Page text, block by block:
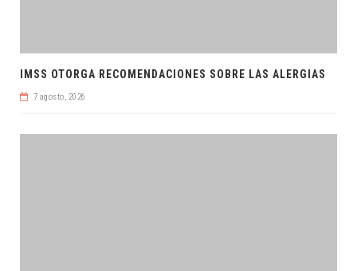
IMSS OTORGA RECOMENDACIONES SOBRE LAS ALERGIAS
7 agosto, 2026